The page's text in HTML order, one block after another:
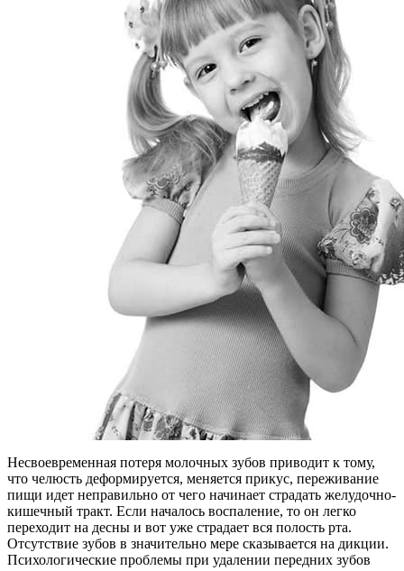
Несвоевременная потеря молочных зубов приводит к тому,
что челюсть деформируется, меняется прикус, переживание
пищи идет неправильно от чего начинает страдать желудочно-
кишечный тракт. Если началось воспаление, то он легко
переходит на десны и вот уже страдает вся полость рта.
Отсутствие зубов в значительно мере сказывается на дикции.
Психологические проблемы при удалении передних зубов